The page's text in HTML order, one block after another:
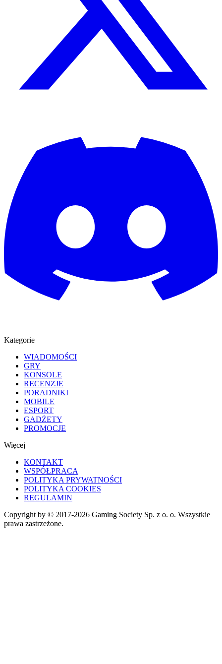
Kategorie
WIADOMOŚCI
GRY
KONSOLE
RECENZJE
PORADNIKI
MOBILE
ESPORT
GADŻETY
PROMOCJE
Więcej
KONTAKT
WSPÓŁPRACA
POLITYKA PRYWATNOŚCI
POLITYKA COOKIES
REGULAMIN
Copyright by © 2017-2026 Gaming Society Sp. z o. o. Wszystkie
prawa zastrzeżone.